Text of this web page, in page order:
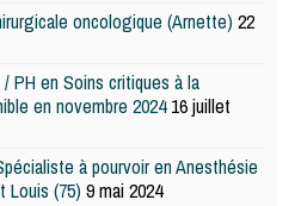
oncologique (Arnette) 22
PH en Soins critiques à la
en novembre 2024 16 juillet
à pourvoir en Anesthésie
Louis (75) 9 mai 2024